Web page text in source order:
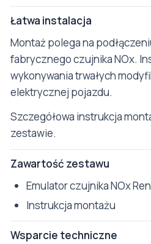
Łatwa instalacja
Montaż polega na
fabrycznego czujnika NOx.
wykonywania trwałych
elektrycznej pojazdu.
Szczegółowa instrukcja
zestawie.
Zawartość zestawu
Emulator czujnika NOx
Instrukcja montażu
Wsparcie techniczne